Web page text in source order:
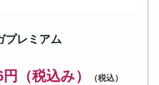
プレミアム
（税込み）
（税込）